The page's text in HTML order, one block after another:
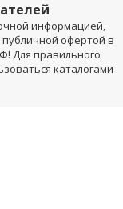
информацией,
офертой в
Для правильного
каталогами